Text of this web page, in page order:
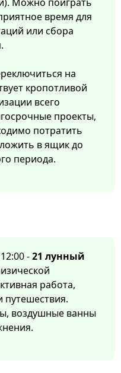
время для
или сбора
на
кропотливой
всего
проекты,
потратить
в ящик до
периода.
-21 лунный
работа,
путешествия.
воздушные ванны